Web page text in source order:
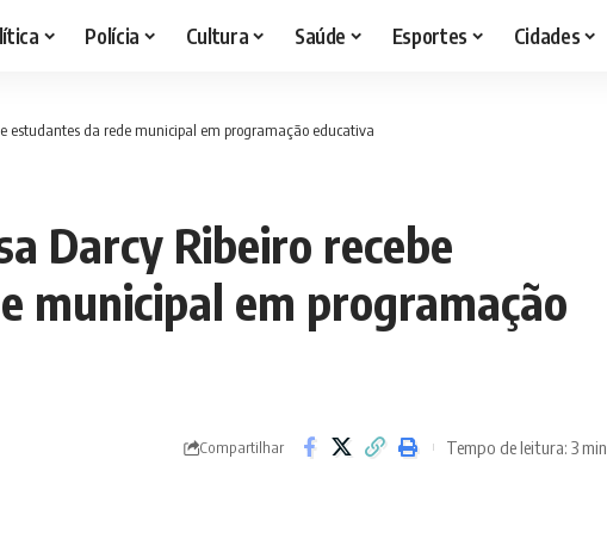
Polícia Cultura Saúde Esportes Cidades
estudantes da rede municipal em programação educativa
Darcy Ribeiro recebe
municipal em programação
Compartilhar Tempo de leitura: 3 min